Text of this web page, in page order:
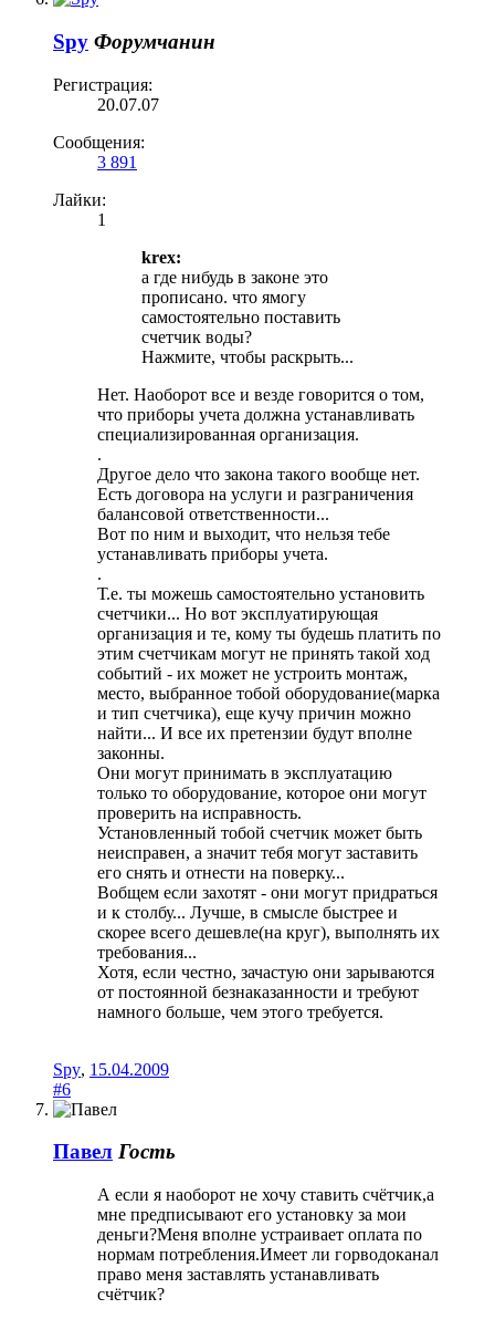
Spy Форумчанин
Регистрация:
20.07.07
Сообщения:
3 891
Лайки:
1
krex:
а где нибудь в законе это
прописано. что ямогу
самостоятельно поставить
счетчик воды?
Нажмите, чтобы раскрыть...
Нет. Наоборот все и везде говорится о том,
что приборы учета должна устанавливать
специализированная организация.
.
Другое дело что закона такого вообще нет.
Есть договора на услуги и разграничения
балансовой ответственности...
Вот по ним и выходит, что нельзя тебе
устанавливать приборы учета.
.
Т.е. ты можешь самостоятельно установить
счетчики... Но вот эксплуатирующая
организация и те, кому ты будешь платить по
этим счетчикам могут не принять такой ход
событий - их может не устроить монтаж,
место, выбранное тобой оборудование(марка
и тип счетчика), еще кучу причин можно
найти... И все их претензии будут вполне
законны.
Они могут принимать в эксплуатацию
только то оборудование, которое они могут
проверить на исправность.
Установленный тобой счетчик может быть
неисправен, а значит тебя могут заставить
его снять и отнести на поверку...
Вобщем если захотят - они могут придраться
и к столбу... Лучше, в смысле быстрее и
скорее всего дешевле(на круг), выполнять их
требования...
Хотя, если честно, зачастую они зарываются
от постоянной безнаказанности и требуют
намного больше, чем этого требуется.
Spy, 15.04.2009
#6
Павел Гость
А если я наоборот не хочу ставить счётчик,а
мне предписывают его установку за мои
деньги?Меня вполне устраивает оплата по
нормам потребления.Имеет ли горводоканал
право меня заставлять устанавливать
счётчик?